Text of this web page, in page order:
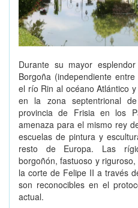
Durante su mayor
Borgoña (independiente
el río Rin al océano Atlántico
en la zona septentrional
provincia de Frisia en los
amenaza para el mismo rey
escuelas de pintura y
resto de Europa. Las
borgoñón, fastuoso y
la corte de Felipe II a través
son reconocibles en el
actual.